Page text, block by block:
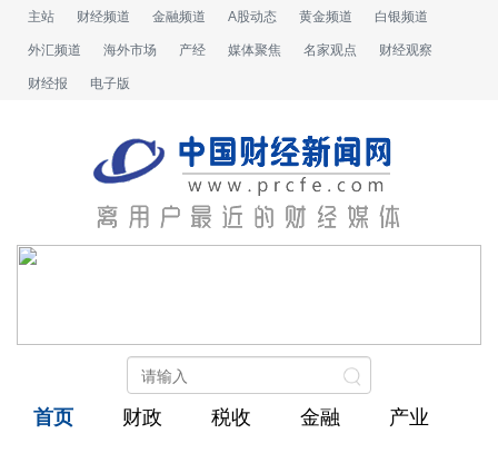
主站 财经频道 金融频道 A股动态 黄金频道 白银频道
外汇频道 海外市场 产经 媒体聚焦 名家观点 财经观察
财经报 电子版
首页 财政 税收 金融 产业